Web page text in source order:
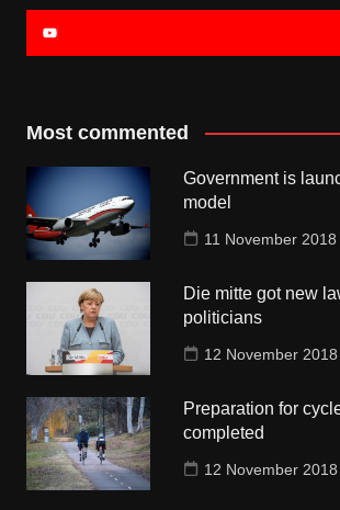
Most commented
Government is
model
11 November 2018
Die mitte got new
politicians
12 November 2018
Preparation for
completed
12 November 2018